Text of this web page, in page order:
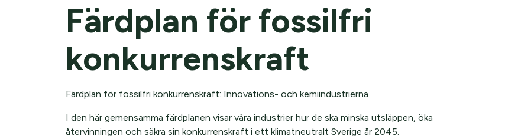
Färdplan för fossilfri
konkurrenskraft
Färdplan för fossilfri konkurrenskraft: Innovations- och kemiindustrierna
I den här gemensamma färdplanen visar våra industrier hur de ska minska utsläppen, öka
återvinningen och säkra sin konkurrenskraft i ett klimatneutralt Sverige år 2045.